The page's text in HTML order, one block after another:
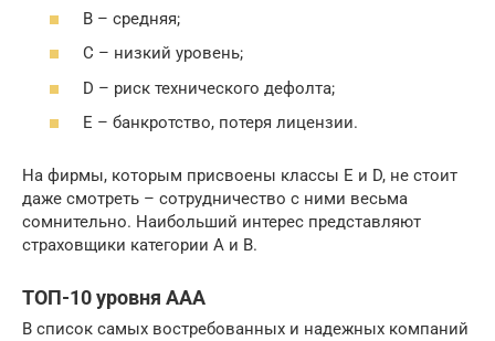
В – средняя;
С – низкий уровень;
D – риск технического дефолта;
Е – банкротство, потеря лицензии.
На фирмы, которым присвоены классы Е и D, не стоит
даже смотреть – сотрудничество с ними весьма
сомнительно. Наибольший интерес представляют
страховщики категории А и В.
ТОП-10 уровня AAA
В список самых востребованных и надежных компаний